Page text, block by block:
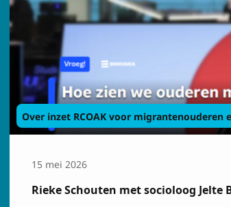
Over inzet RCOAK voor
15 mei 2026
Rieke Schouten met socioloog Jelte